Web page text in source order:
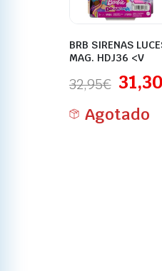
BRB SIRENAS
MAG. HDJ36 <V
32,95€ 31,30
Agotado